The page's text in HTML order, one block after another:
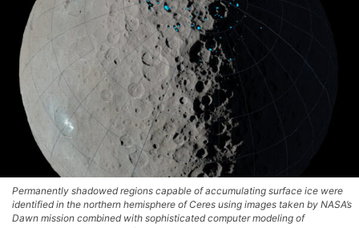
Permanently shadowed regions capable of accumulating surface ice were
identified in the northern hemisphere of Ceres using images taken by NASA’s
Dawn mission combined with sophisticated computer modeling of